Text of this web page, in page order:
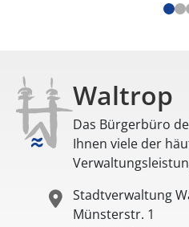
Waltrop
Das Bürgerbüro
Ihnen viele der
Stadtverwaltung
Münsterstr. 1